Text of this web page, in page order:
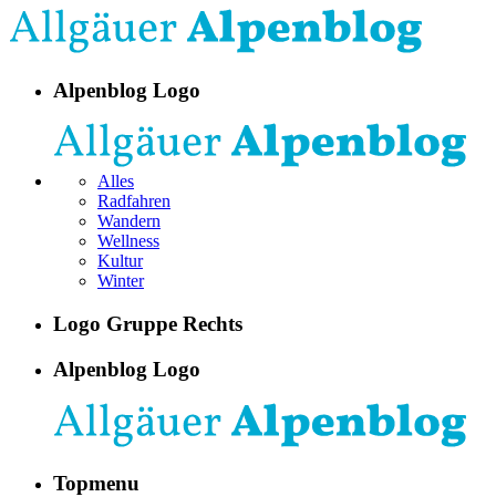
Alpenblog Logo
Alles
Radfahren
Wandern
Wellness
Kultur
Winter
Logo Gruppe Rechts
Alpenblog Logo
Topmenu